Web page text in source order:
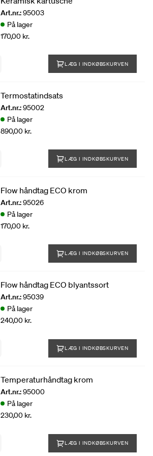
Art.nr.:95003
På lager
170,00 kr.
LÆG I INDKØBSKURVEN
Termostatindsats
Art.nr.:95002
På lager
890,00 kr.
LÆG I INDKØBSKURVEN
Flow håndtag ECO krom
Art.nr.:95026
På lager
170,00 kr.
LÆG I INDKØBSKURVEN
Flow håndtag ECO blyantssort
Art.nr.:95039
På lager
240,00 kr.
LÆG I INDKØBSKURVEN
Temperaturhåndtag krom
Art.nr.:95000
På lager
230,00 kr.
LÆG I INDKØBSKURVEN